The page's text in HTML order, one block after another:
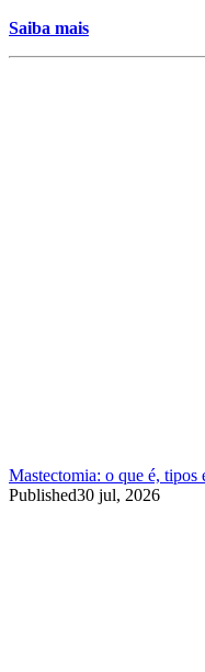
Saiba mais
Mastectomia: o que é, tipos
Published30 jul, 2026